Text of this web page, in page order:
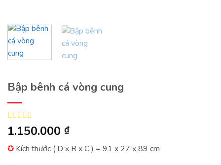
Bập bênh cá vòng cung
5.00 trên 5
dựa trên
1
1.150.000 ₫
✪ Kích thước ( D x R x C ) = 91 x 27 x 89 cm